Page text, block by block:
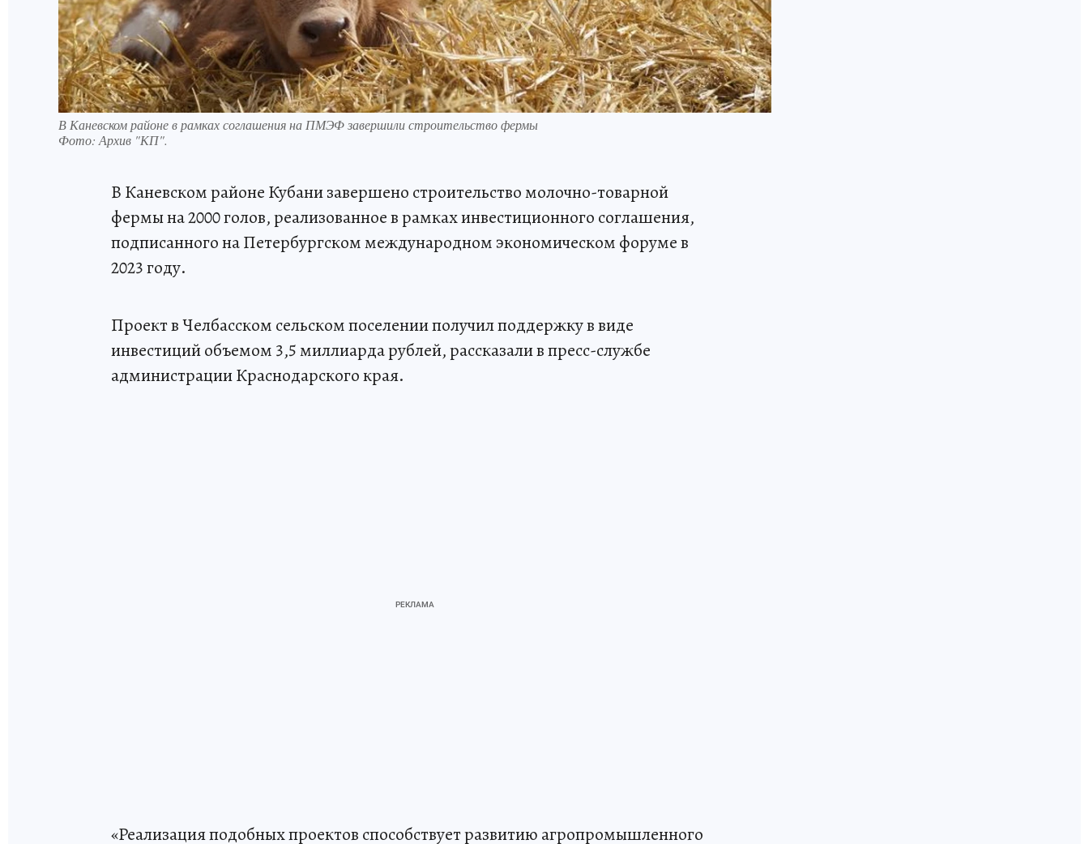
В Каневском районе в рамках соглашения на ПМЭФ завершили строительство фермы
Фото: Архив "КП".
В Каневском районе Кубани завершено строительство молочно-товарной
фермы на 2000 голов, реализованное в рамках инвестиционного соглашения,
подписанного на Петербургском международном экономическом форуме в
2023 году.
Проект в Челбасском сельском поселении получил поддержку в виде
инвестиций объемом 3,5 миллиарда рублей, рассказали в пресс-службе
администрации Краснодарского края.
«Реализация подобных проектов способствует развитию агропромышленного